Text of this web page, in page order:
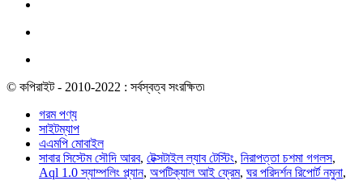
© কপিরাইট - 2010-2022 : সর্বস্বত্ব সংরক্ষিত৷
গরম পণ্য
সাইটম্যাপ
এএমপি মোবাইল
সাবার সিস্টেম সৌদি আরব, টেক্সটাইল ল্যাব টেস্টিং, নিরাপত্তা চশমা গগলস,
Aql 1.0 স্যাম্পলিং প্ল্যান, অপটিক্যাল আই ফ্রেম, ঘর পরিদর্শন রিপোর্ট নমুনা,